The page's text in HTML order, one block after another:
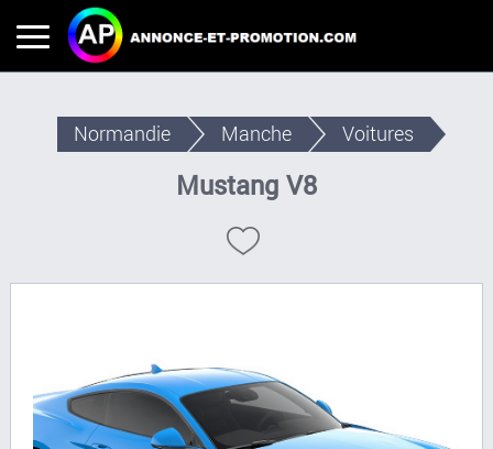
Normandie Manche Voitures
Mustang V8